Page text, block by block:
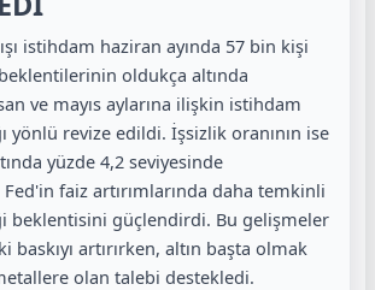
istihdam haziran ayında 57 bin kişi
oldukça altında
ve mayıs aylarına ilişkin istihdam
yönlü revize edildi. İşsizlik oranının ise
yüzde 4,2 seviyesinde
faiz artırımlarında daha temkinli
beklentisini güçlendirdi. Bu gelişmeler
baskıyı artırırken, altın başta olmak
olan talebi destekledi.